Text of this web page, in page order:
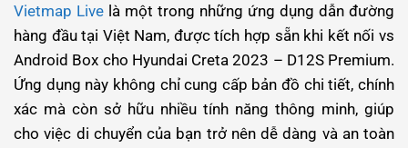
Vietmap Live là một trong những ứng dụng dẫn đường
hàng đầu tại Việt Nam, được tích hợp sẵn khi kết nối vs
Android Box cho Hyundai Creta 2023 – D12S Premium.
Ứng dụng này không chỉ cung cấp bản đồ chi tiết, chính
xác mà còn sở hữu nhiều tính năng thông minh, giúp
cho việc di chuyển của bạn trở nên dễ dàng và an toàn